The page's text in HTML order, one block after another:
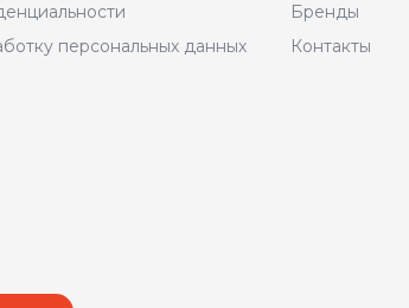
персональных данных
Бренды
Контакты